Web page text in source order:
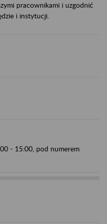
pracownikami i uzgodnić
i instytucji.
- 15:00, pod numerem